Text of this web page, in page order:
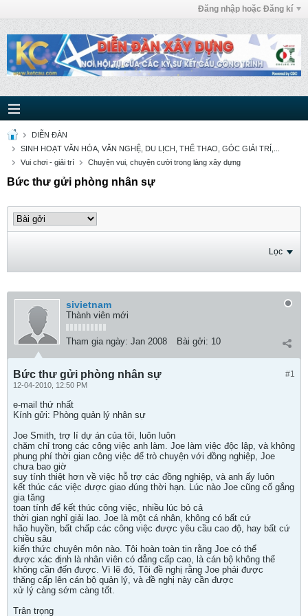
Đăng nhập hoặc Đăng kí
DIỄN ĐÀN
SINH HOẠT VĂN HÓA, VĂN NGHỆ, DU LỊCH, THỂ THAO, GÓC GIẢI TRÍ,...
Vui chơi - giải trí
Chuyện vui, chuyện cười trong làng xây dựng
Bức thư gửi phòng nhân sự
Lọc
sivietnam
Thành viên mới
Tham gia ngày: Jan 2008 Bài gởi: 10
#1
Bức thư gửi phòng nhân sự
12-04-2010, 12:50 PM
e-mail thứ nhất
Kính gửi: Phòng quản lý nhân sự
Joe Smith, trợ lí dự án của tôi, luôn luôn
chăm chỉ trong các công việc anh làm. Joe làm việc độc lập, và không
phung phí thời gian công việc để trò chuyện với đồng nghiệp, Joe
chưa bao giờ
suy tính thiệt hơn về việc hỗ trợ các đồng nghiệp, và anh ấy luôn
kết thúc các việc được giao đúng thời hạn. Lúc nào Joe cũng cố gắng
gia tăng
toan tính để kết thúc công việc, nhiều lúc bỏ cả
thời gian nghỉ giải lao. Joe là một cá nhân, không có bất cứ
hão huyền, bất chấp các công việc được yêu cầu cao độ, hay bất cứ
chiều sâu
kiến thức chuyên môn nào. Tôi hoàn toàn tin rằng Joe có thể
được xác định là nhân viên có đẳng cấp cao, là cán bộ không thể
không cần đến được. Vì lẽ đó, Tôi đề nghị rằng Joe phải được
thăng cấp lên cán bộ quản lý, và đề nghị này cần được
xử lý càng sớm càng tốt.
Trân trọng